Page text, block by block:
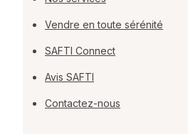
Vendre en toute sérénité
SAFTI Connect
Avis SAFTI
Contactez-nous